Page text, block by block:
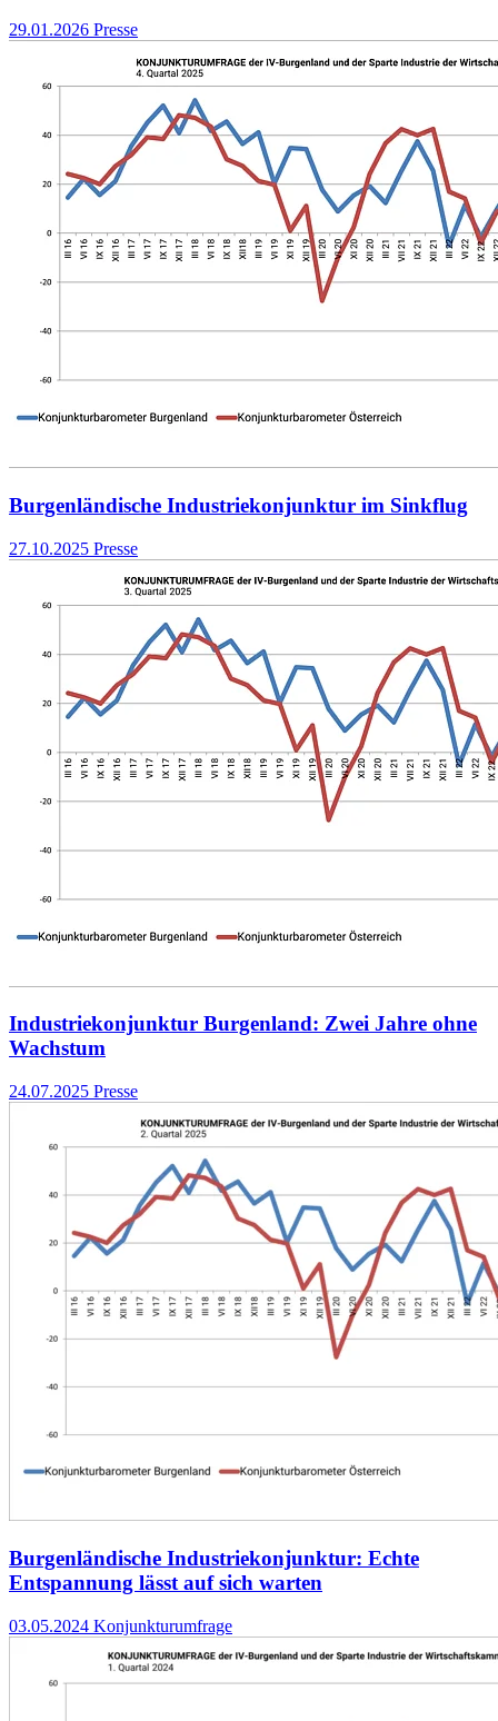
29.01.2026 Presse
Burgenländische Industriekonjunktur im Sinkflug
27.10.2025 Presse
Industriekonjunktur Burgenland: Zwei Jahre ohne
Wachstum
24.07.2025 Presse
Burgenländische Industriekonjunktur: Echte
Entspannung lässt auf sich warten
03.05.2024 Konjunkturumfrage